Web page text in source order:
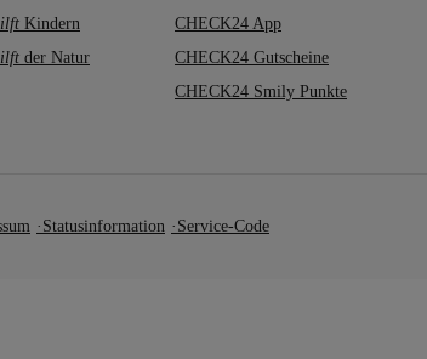
Kindern
der Natur
CHECK24 App
CHECK24 Gutscheine
CHECK24 Smily Punkte
Statusinformation Service-Code